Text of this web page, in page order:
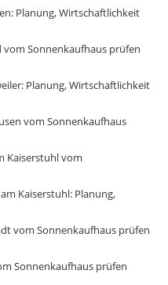
Planung, Wirtschaftlichkeit
Sonnenkaufhaus prüfen
Planung, Wirtschaftlichkeit
vom Sonnenkaufhaus
Kaiserstuhl vom
Kaiserstuhl: Planung,
vom Sonnenkaufhaus prüfen
Sonnenkaufhaus prüfen